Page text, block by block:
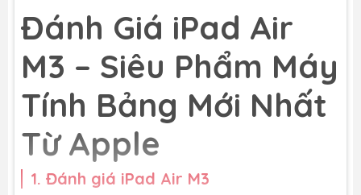
Đánh Giá iPad Air
M3 – Siêu Phẩm Máy
Tính Bảng Mới Nhất
Từ Apple
1. Đánh giá iPad Air M3